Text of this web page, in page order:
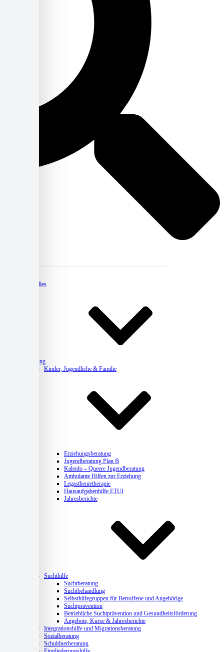
Aktuelles
Beratung
Kinder, Jugendliche & Familie
Erziehungsberatung
Jugendberatung Plan B
Kaleido – Queere Jugendberatung
Ambulante Hilfen zur Erziehung
Legasthenietherapie
Hausaufgabenhilfe ETUI
Jahresberichte
Suchthilfe
Suchtberatung
Suchtbehandlung
Selbsthilfegruppen für Betroffene und Angehörige
Suchtprävention
Betriebliche Suchtprävention und Gesundheitsförderung
Angebote, Kurse & Jahresberichte
Integrationshilfe und Migrationsberatung
Sozialberatung
Schuldnerberatung